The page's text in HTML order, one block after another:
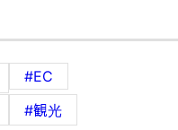
#EC
#観光